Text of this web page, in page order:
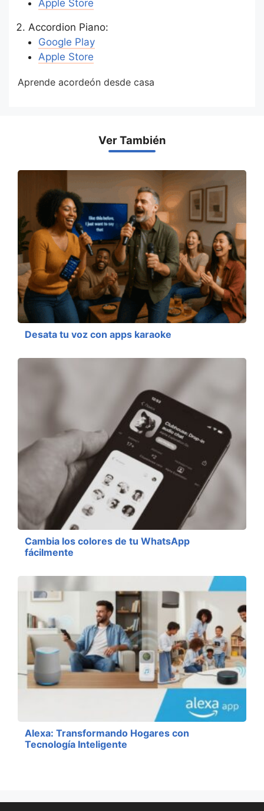
Apple Store
Accordion Piano:
Google Play
Apple Store
Aprende acordeón desde casa
Ver También
Desata tu voz con apps karaoke
Cambia los colores de tu WhatsApp
fácilmente
Alexa: Transformando Hogares con
Tecnología Inteligente